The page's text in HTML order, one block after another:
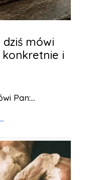
dziś mówi
i
Pan:...